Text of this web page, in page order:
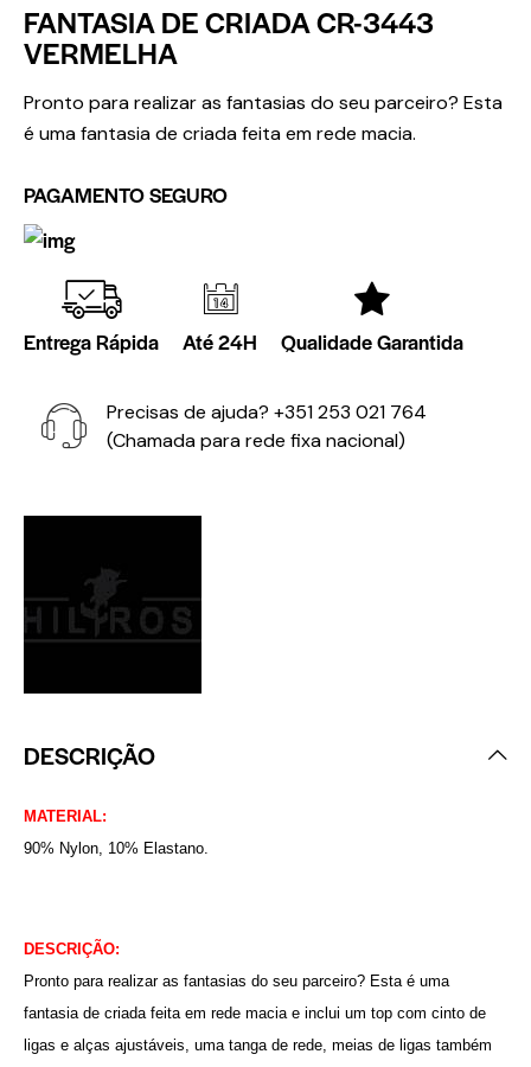
FANTASIA DE CRIADA CR-3443
VERMELHA
Pronto para realizar as fantasias do seu parceiro? Esta
é uma fantasia de criada feita em rede macia.
PAGAMENTO SEGURO
Entrega Rápida Até 24H Qualidade Garantida
Precisas de ajuda? +351 253 021 764
(Chamada para rede fixa nacional)
DESCRIÇÃO
MATERIAL:
90% Nylon, 10% Elastano.
DESCRIÇÃO:
Pronto para realizar as fantasias do seu parceiro? Esta é uma
fantasia de criada feita em rede macia e inclui um top com cinto de
ligas e alças ajustáveis, uma tanga de rede, meias de ligas também